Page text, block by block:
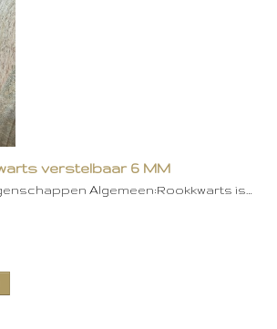
verstelbaar 6 MM
Algemeen:Rookkwarts is…